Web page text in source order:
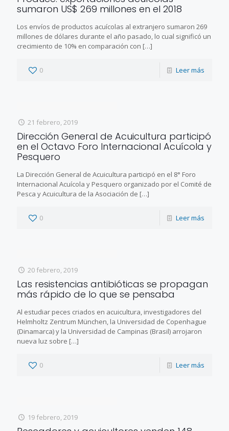
sumaron US$ 269 millones en el 2018
Los envíos de productos acuícolas al extranjero sumaron 269
millones de dólares durante el año pasado, lo cual significó un
crecimiento de 10% en comparación con […]
0 Leer más
21 febrero, 2019
Dirección General de Acuicultura participó
en el Octavo Foro Internacional Acuícola y
Pesquero
La Dirección General de Acuicultura participó en el 8° Foro
Internacional Acuícola y Pesquero organizado por el Comité de
Pesca y Acuicultura de la Asociación de […]
0 Leer más
20 febrero, 2019
Las resistencias antibióticas se propagan
más rápido de lo que se pensaba
Al estudiar peces criados en acuicultura, investigadores del
Helmholtz Zentrum München, la Universidad de Copenhague
(Dinamarca) y la Universidad de Campinas (Brasil) arrojaron
nueva luz sobre […]
0 Leer más
19 febrero, 2019